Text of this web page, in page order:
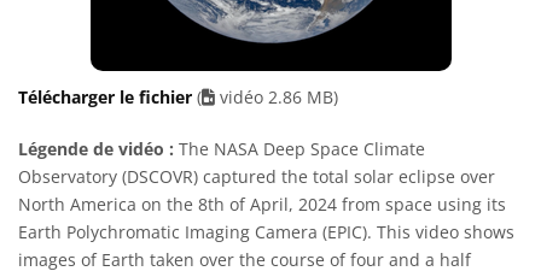
Télécharger le fichier ( vidéo 2.86 MB)
Légende de vidéo : The NASA Deep Space Climate
Observatory (DSCOVR) captured the total solar eclipse over
North America on the 8th of April, 2024 from space using its
Earth Polychromatic Imaging Camera (EPIC). This video shows
images of Earth taken over the course of four and a half